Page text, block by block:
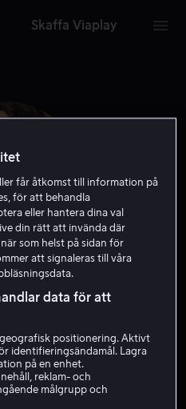
Skaffa Viaplay
Marc
får åtkomst till information på
för att behandla
eller hantera dina val
din rätt att invända där
som helst på sidan för
att signaleras till våra
data för att
positionering. Aktivt
identifieringsändamål. Lagra
på en enhet.
reklam- och
målgrupp och